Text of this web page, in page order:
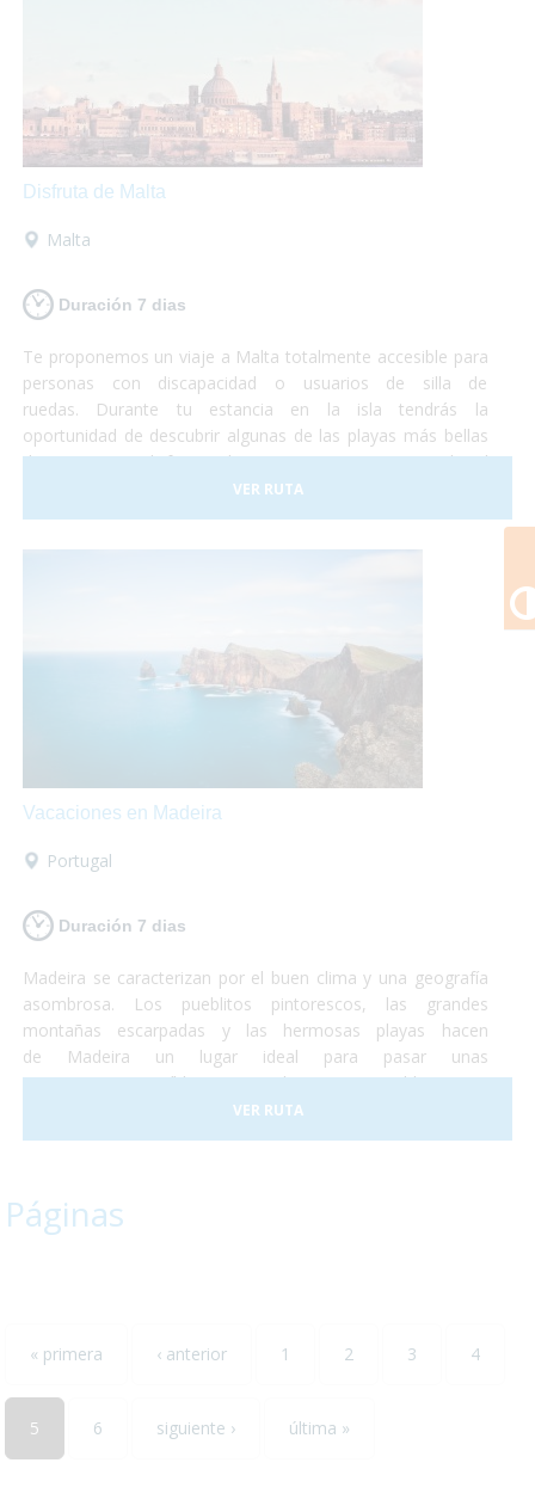
Disfruta de Malta
Malta
Duración 7 dias
Te proponemos un viaje a Malta totalmente accesible para
personas con discapacidad o usuarios de silla de
ruedas. Durante tu estancia en la isla tendrás la
oportunidad de descubrir algunas de las playas más bellas
de Europa y disfrutar de un gran patrimonio cultural
perfectamente conservado. Malta consta con tres islas
principales llamadas Malta, Gozo y Comino. No lo dudes
VER RUTA
Vacaciones en Madeira
Portugal
Duración 7 dias
Madeira se caracterizan por el buen clima y una geografía
asombrosa. Los pueblitos pintorescos, las grandes
montañas escarpadas y las hermosas playas hacen
de Madeira un lugar ideal para pasar unas
vacaciones, increíbles y totalmente accesibles para
personas con discapacidad o usuarios de silla de ruedas. En
2017 la ciudad de Funchal recibió el premio a la Ciudad
VER RUTA
Páginas
« primera ‹ anterior 1 2 3 4
5 6 siguiente › última »